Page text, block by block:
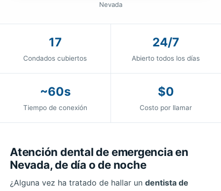
Nevada
17
Condados cubiertos
24/7
Abierto todos los días
~60s
Tiempo de conexión
$0
Costo por llamar
Atención dental de emergencia en
Nevada, de día o de noche
¿Alguna vez ha tratado de hallar un dentista de